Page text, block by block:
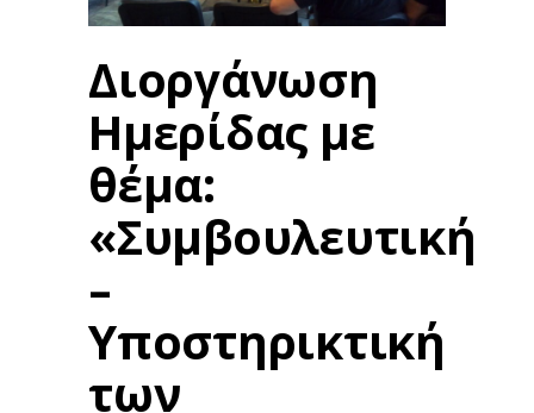
Διοργάνωση
Ημερίδας με
θέμα:
«Συμβουλευτική
–
Υποστηρικτική
των